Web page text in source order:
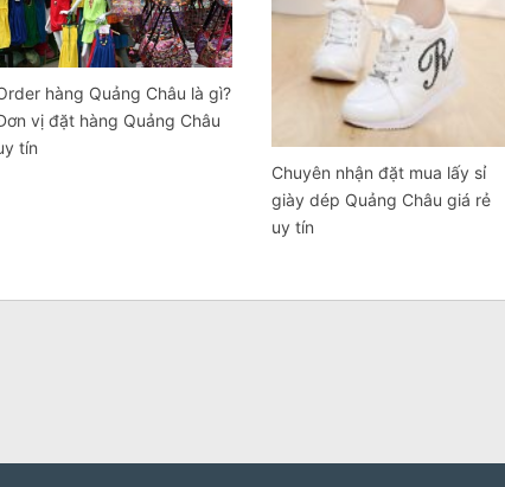
hàng Quảng Châu là gì?
vị đặt hàng Quảng Châu
tín
Chuyên nhận đặt mua lấy sỉ
giày dép Quảng Châu giá rẻ
uy tín